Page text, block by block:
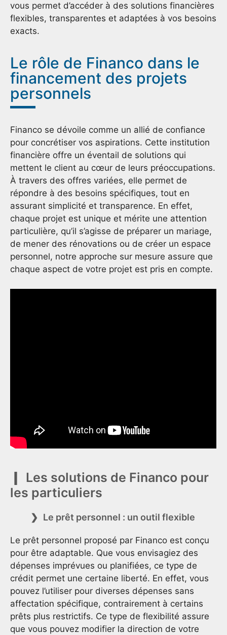
vous permet d’accéder à des solutions financières
flexibles, transparentes et adaptées à vos besoins
exacts.
Le rôle de Financo dans le
financement des projets
personnels
Financo se dévoile comme un allié de confiance
pour concrétiser vos aspirations. Cette institution
financière offre un éventail de solutions qui
mettent le client au cœur de leurs préoccupations.
À travers des offres variées, elle permet de
répondre à des besoins spécifiques, tout en
assurant simplicité et transparence. En effet,
chaque projet est unique et mérite une attention
particulière, qu’il s’agisse de préparer un mariage,
de mener des rénovations ou de créer un espace
personnel, notre approche sur mesure assure que
chaque aspect de votre projet est pris en compte.
Les solutions de Financo pour
les particuliers
Le prêt personnel : un outil flexible
Le prêt personnel proposé par Financo est conçu
pour être adaptable. Que vous envisagiez des
dépenses imprévues ou planifiées, ce type de
crédit permet une certaine liberté. En effet, vous
pouvez l’utiliser pour diverses dépenses sans
affectation spécifique, contrairement à certains
prêts plus restrictifs. Ce type de flexibilité assure
que vous pouvez modifier la direction de votre